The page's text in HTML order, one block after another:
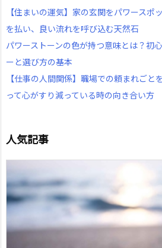
【住まいの運気】家の玄関をパワースポ
を払い、良い流れを呼び込む天然石
パワーストーンの色が持つ意味とは？初
ーと選び方の基本
【仕事の人間関係】職場での頼まれご
って心がすり減っている時の向き合い方
人気記事